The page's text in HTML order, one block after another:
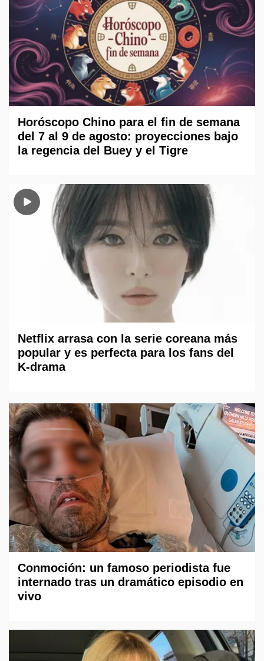
Horóscopo Chino para el fin de semana
del 7 al 9 de agosto: proyecciones bajo
la regencia del Buey y el Tigre
Netflix arrasa con la serie coreana más
popular y es perfecta para los fans del
K-drama
Conmoción: un famoso periodista fue
internado tras un dramático episodio en
vivo